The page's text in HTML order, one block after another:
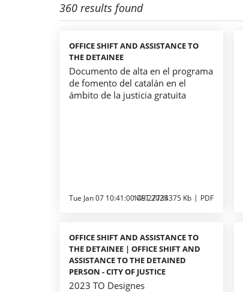
360 results found
OFFICE SHIFT AND ASSISTANCE TO
THE DETAINEE
Documento de alta en el programa
de fomento del catalán en el
ámbito de la justicia gratuita
Tue Jan 07 10:41:00 CET 2025
149.27734375 Kb PDF
OFFICE SHIFT AND ASSISTANCE TO
THE DETAINEE | OFFICE SHIFT AND
ASSISTANCE TO THE DETAINED
PERSON - CITY OF JUSTICE
2023 TO Designes